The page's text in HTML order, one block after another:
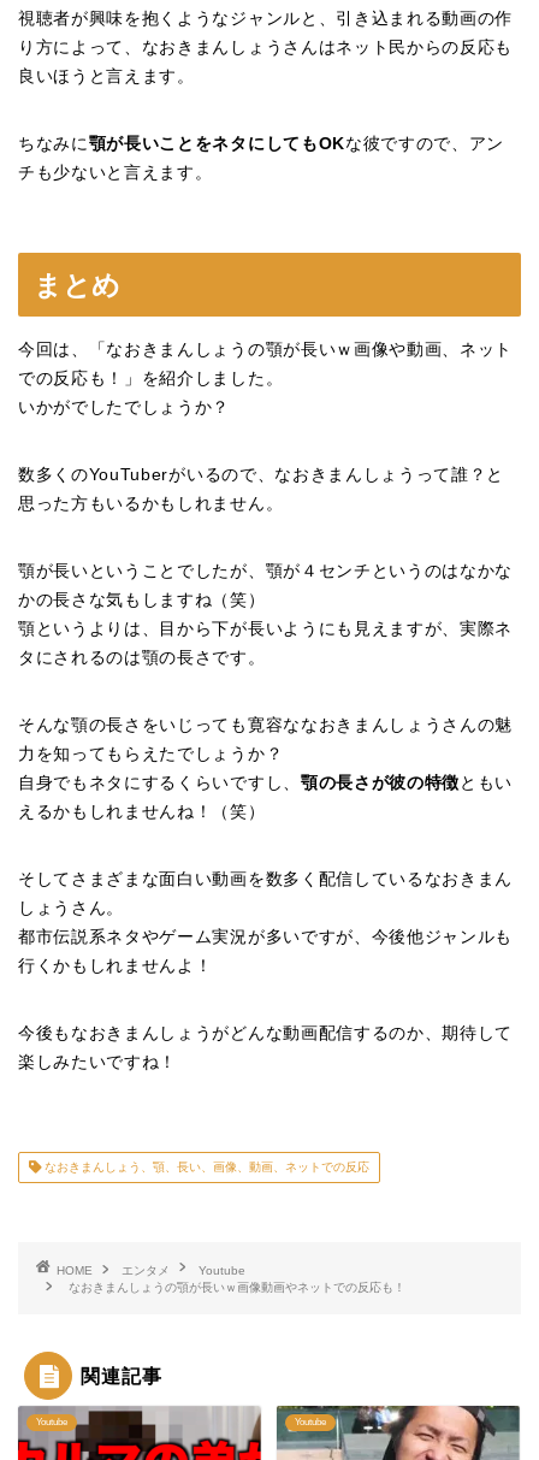
視聴者が興味を抱くようなジャンルと、引き込まれる動画の作
り方によって、なおきまんしょうさんはネット民からの反応も
良いほうと言えます。
ちなみに顎が長いことをネタにしてもOKな彼ですので、アン
チも少ないと言えます。
まとめ
今回は、「なおきまんしょうの顎が長いｗ画像や動画、ネット
での反応も！」を紹介しました。
いかがでしたでしょうか？
数多くのYouTuberがいるので、なおきまんしょうって誰？と
思った方もいるかもしれません。
顎が長いということでしたが、顎が４センチというのはなかな
かの長さな気もしますね（笑）
顎というよりは、目から下が長いようにも見えますが、実際ネ
タにされるのは顎の長さです。
そんな顎の長さをいじっても寛容ななおきまんしょうさんの魅
力を知ってもらえたでしょうか？
自身でもネタにするくらいですし、 顎の長さが彼の特徴 ともい
えるかもしれませんね！（笑）
そしてさまざまな面白い動画を数多く配信しているなおきまん
しょうさん。
都市伝説系ネタやゲーム実況が多いですが、今後他ジャンルも
行くかもしれませんよ！
今後もなおきまんしょうがどんな動画配信するのか、期待して
楽しみたいですね！
なおきまんしょう、顎、長い、画像、動画、ネットでの反応
HOME エンタメ
Youtube
なおきまんしょうの顎が長いｗ画像動画やネットでの反応も！
関連記事
Youtube Youtube